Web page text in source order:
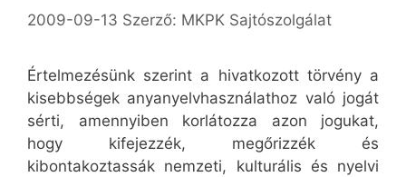
2009-09-13 Szerző: MKPK Sajtószolgálat
Értelmezésünk szerint a hivatkozott törvény a
kisebbségek anyanyelvhasználathoz való jogát
sérti, amennyiben korlátozza azon jogukat,
hogy kifejezzék, megőrizzék és
kibontakoztassák nemzeti, kulturális és nyelvi